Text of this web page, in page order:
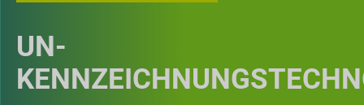
UN-